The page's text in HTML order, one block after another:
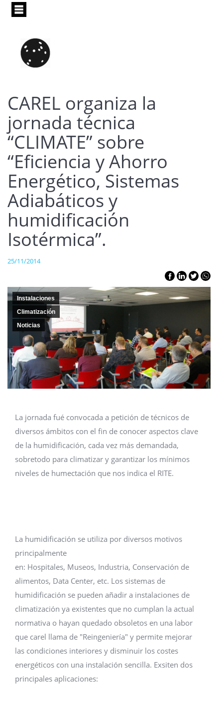
Pasar
principal
CAREL organiza la
jornada técnica
“CLIMATE” sobre
“Eficiencia y Ahorro
Energético, Sistemas
Adiabáticos y
humidificación
Isotérmica”.
25/11/2014
Instalaciones
Climatización
Noticias
La jornada fué convocada a petición de técnicos de
diversos ámbitos con el fin de conocer aspectos clave
de la humidificación, cada vez más demandada,
sobretodo para climatizar y garantizar los mínimos
niveles de humectación que nos indica el RITE.
La humidificación se utiliza por diversos motivos
principalmente
en: Hospitales, Museos, Industria, Conservación de
alimentos, Data Center, etc. Los sistemas de
humidificación se pueden añadir a instalaciones de
climatización ya existentes que no cumplan la actual
normativa o hayan quedado obsoletos en una labor
que carel llama de "Reingeniería" y permite mejorar
las condiciones interiores y disminuir los costes
energéticos con una instalación sencilla. Exsiten dos
principales aplicaciones: